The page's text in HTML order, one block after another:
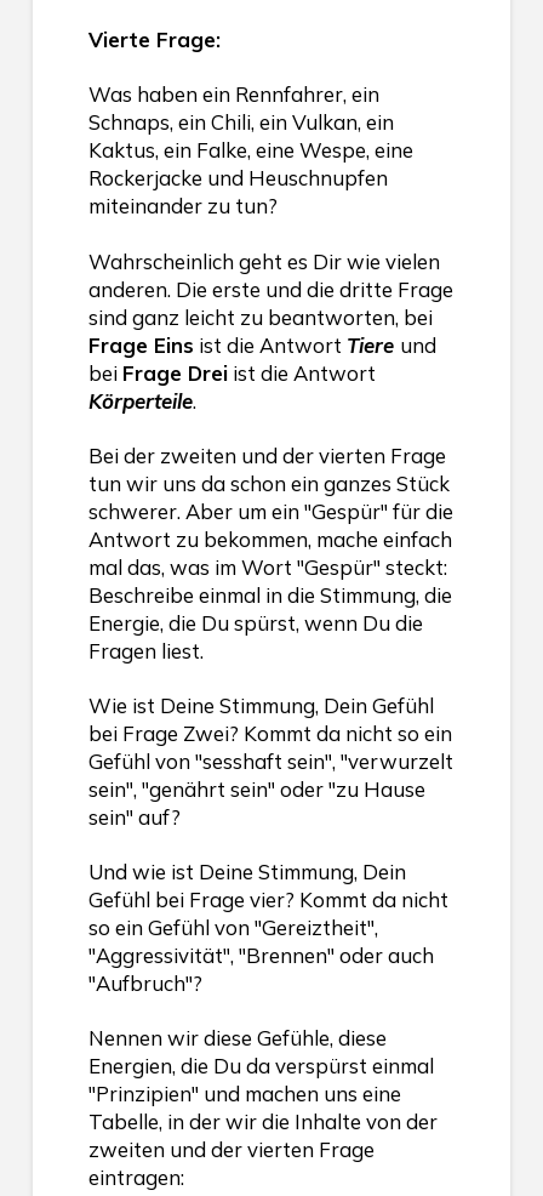
Vierte Frage:
Was haben ein Rennfahrer, ein
Schnaps, ein Chili, ein Vulkan, ein
Kaktus, ein Falke, eine Wespe, eine
Rockerjacke und Heuschnupfen
miteinander zu tun?
Wahrscheinlich geht es Dir wie vielen
anderen. Die erste und die dritte Frage
sind ganz leicht zu beantworten, bei
Frage Eins ist die Antwort Tiere und
bei Frage Dreiist die Antwort
Körperteile.
Bei der zweiten und der vierten Frage
tun wir uns da schon ein ganzes Stück
schwerer. Aber um ein "Gespür" für die
Antwort zu bekommen, mache einfach
mal das, was im Wort "Gespür" steckt:
Beschreibe einmal in die Stimmung, die
Energie, die Du spürst, wenn Du die
Fragen liest.
Wie ist Deine Stimmung, Dein Gefühl
bei Frage Zwei? Kommt da nicht so ein
Gefühl von "sesshaft sein", "verwurzelt
sein", "genährt sein" oder "zu Hause
sein" auf?
Und wie ist Deine Stimmung, Dein
Gefühl bei Frage vier? Kommt da nicht
so ein Gefühl von "Gereiztheit",
"Aggressivität", "Brennen" oder auch
"Aufbruch"?
Nennen wir diese Gefühle, diese
Energien, die Du da verspürst einmal
"Prinzipien" und machen uns eine
Tabelle, in der wir die Inhalte von der
zweiten und der vierten Frage
eintragen: